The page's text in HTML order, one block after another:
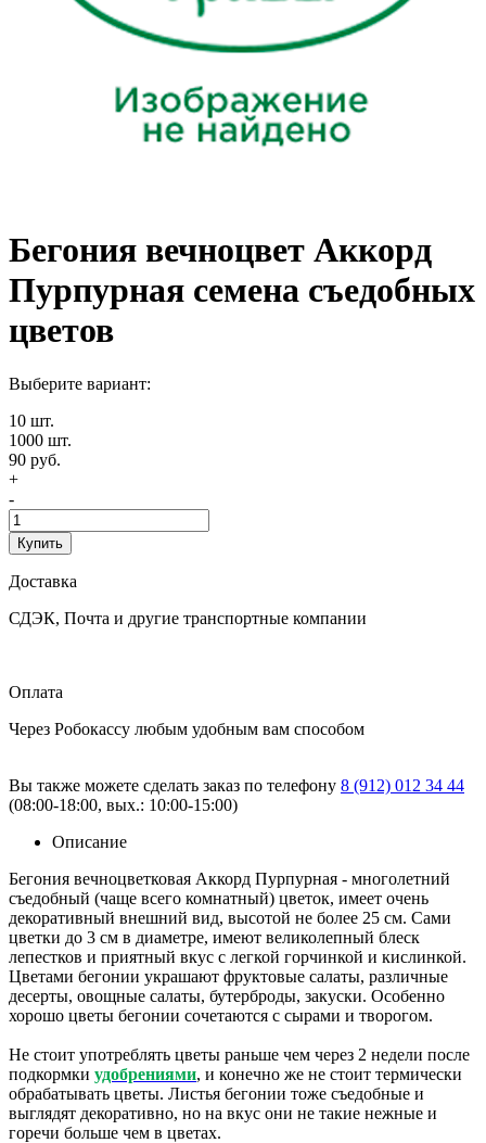
Бегония вечноцвет Аккорд
Пурпурная семена съедобных
цветов
Выберите вариант:
10 шт.
1000 шт.
90 руб.
+
-
Купить
Доставка
СДЭК, Почта и другие транспортные компании
Оплата
Через Робокассу любым удобным вам способом
Вы также можете сделать заказ по телефону 8 (912) 012 34 44
(08:00-18:00, вых.: 10:00-15:00)
Описание
Бегония вечноцветковая Аккорд Пурпурная - многолетний
съедобный (чаще всего комнатный) цветок, имеет очень
декоративный внешний вид, высотой не более 25 см. Сами
цветки до 3 см в диаметре, имеют великолепный блеск
лепестков и приятный вкус с легкой горчинкой и кислинкой.
Цветами бегонии украшают фруктовые салаты, различные
десерты, овощные салаты, бутерброды, закуски. Особенно
хорошо цветы бегонии сочетаются с сырами и творогом.
Не стоит употреблять цветы раньше чем через 2 недели после
подкормки удобрениями, и конечно же не стоит термически
обрабатывать цветы. Листья бегонии тоже съедобные и
выглядят декоративно, но на вкус они не такие нежные и
горечи больше чем в цветах.